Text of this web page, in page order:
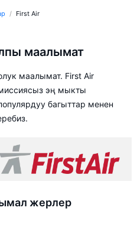
First Air
маалымат
маалымат. First Air
эң мыкты
багыттар менен
жерлер